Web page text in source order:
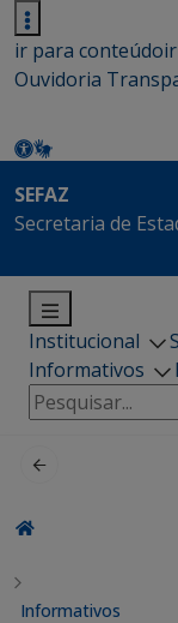
ir para conteúdo
Ouvidoria
SEFAZ
Secretaria de
Institucional
Informativos
Pesquisar
por:
Informativos